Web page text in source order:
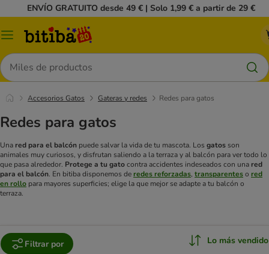
ENVÍO GRATUITO desde 49 € | Solo 1,99 € a partir de 29 €
Menú
Buscar
Accesorios Gatos Gateras y redes Redes para gatos
Redes para gatos
Una red para el balcón puede salvar la vida de tu mascota. Los gatos son
animales muy curiosos, y disfrutan saliendo a la terraza y al balcón para ver todo lo
que pasa alrededor. Protege a tu gatocontra accidentes indeseados con una red
para el balcón. En bitiba disponemos deredes reforzadas, transparenteso red
en rollo para mayores superficies; elige la que mejor se adapte a tu balcón o
terraza.
Filtrar por Lo más vendido